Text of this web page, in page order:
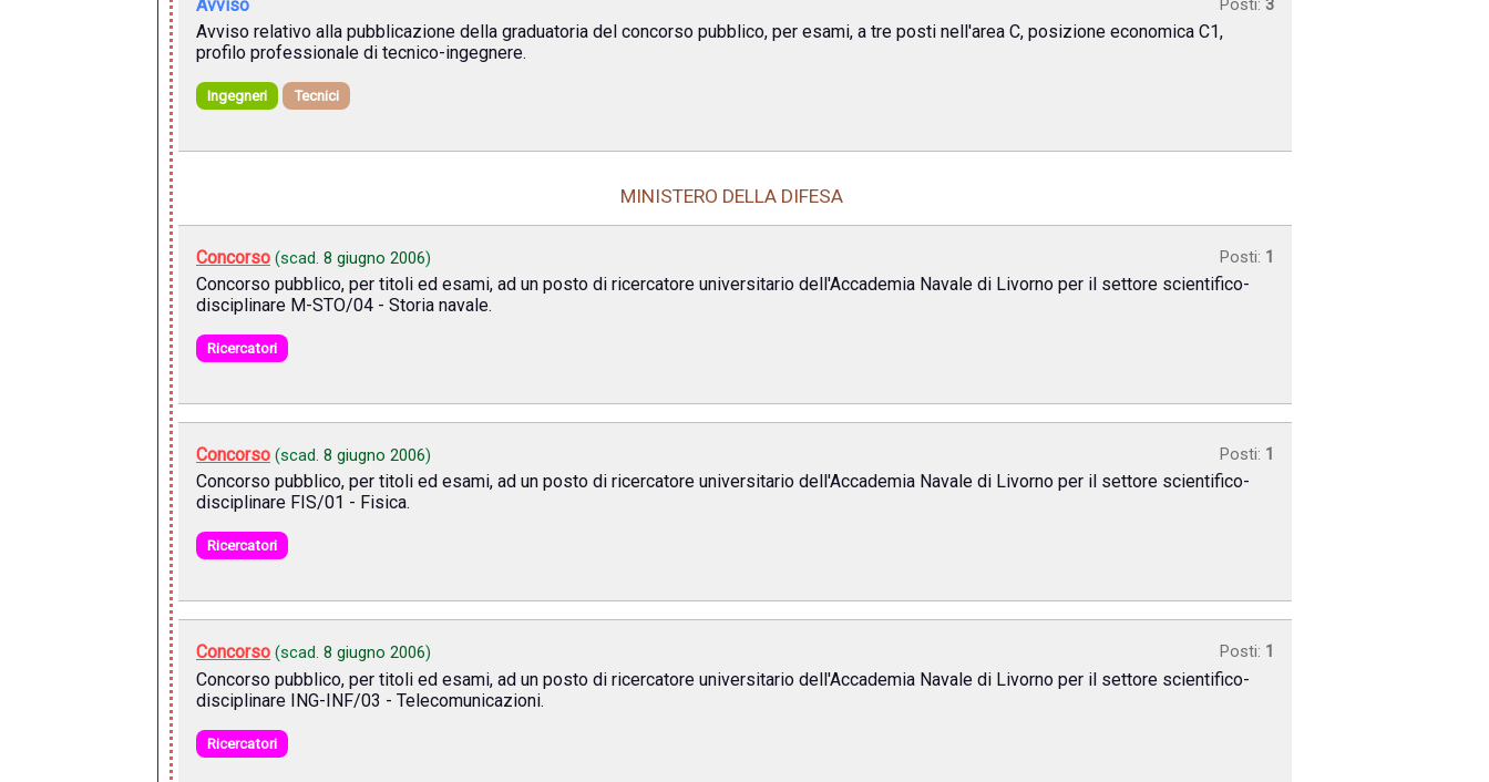
Avviso Posti: 3
Avviso relativo alla pubblicazione della graduatoria del concorso pubblico, per esami, a tre posti nell'area C, posizione economica C1,
profilo professionale di tecnico-ingegnere.
Ingegneri Tecnici
MINISTERO DELLA DIFESA
Concorso (scad. 8 giugno 2006) Posti: 1
Concorso pubblico, per titoli ed esami, ad un posto di ricercatore universitario dell'Accademia Navale di Livorno per il settore scientifico-
disciplinare M-STO/04 - Storia navale.
Ricercatori
Concorso (scad. 8 giugno 2006) Posti: 1
Concorso pubblico, per titoli ed esami, ad un posto di ricercatore universitario dell'Accademia Navale di Livorno per il settore scientifico-
disciplinare FIS/01 - Fisica.
Ricercatori
Concorso (scad. 8 giugno 2006) Posti: 1
Concorso pubblico, per titoli ed esami, ad un posto di ricercatore universitario dell'Accademia Navale di Livorno per il settore scientifico-
disciplinare ING-INF/03 - Telecomunicazioni.
Ricercatori